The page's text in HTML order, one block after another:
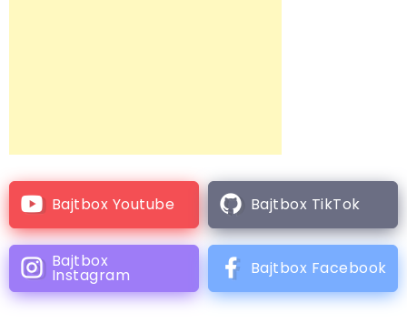
Bajtbox Youtube Bajtbox TikTok
Bajtbox
Instagram Bajtbox Facebook